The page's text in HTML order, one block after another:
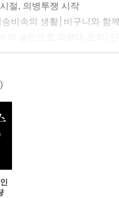
절, 의병투쟁 시작
비속의 생활│비구니와 함
로 뽑히다│일본군과 일진
부인은 옥사, 아들 양순은
토크 오가며 펼친 항일전
이동│의병가.독립군가로
’과 ‘성명회’에 참여하다 |
장기전 대비